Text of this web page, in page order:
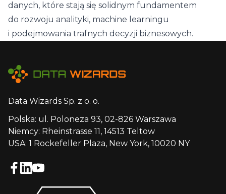
danych, które stają się solidnym fundamentem
do rozwoju analityki, machine learningu
i podejmowania trafnych decyzji biznesowych.
Data Wizards Sp. z o. o.
Polska: ul. Poloneza 93, 02-826 Warszawa
Niemcy: Rheinstrasse 11, 14513 Teltow
USA: 1 Rockefeller Plaza, New York, 10020 NY